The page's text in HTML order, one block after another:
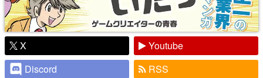
X
Youtube
Discord
RSS